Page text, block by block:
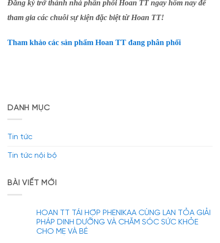
Đăng ký trở thành nhà phân phối Hoan TT ngay hôm nay để
tham gia các chuỗi sự kiện đặc biệt từ Hoan TT!
Tham khảo các sản phẩm Hoan TT đang phân phối
DANH MỤC
Tin tức
Tin tức nội bộ
BÀI VIẾT MỚI
HOAN TT TÁI HỢP PHENIKAA CÙNG LAN TỎA GIẢI
PHÁP DINH DƯỠNG VÀ CHĂM SÓC SỨC KHỎE
CHO MẸ VÀ BÉ